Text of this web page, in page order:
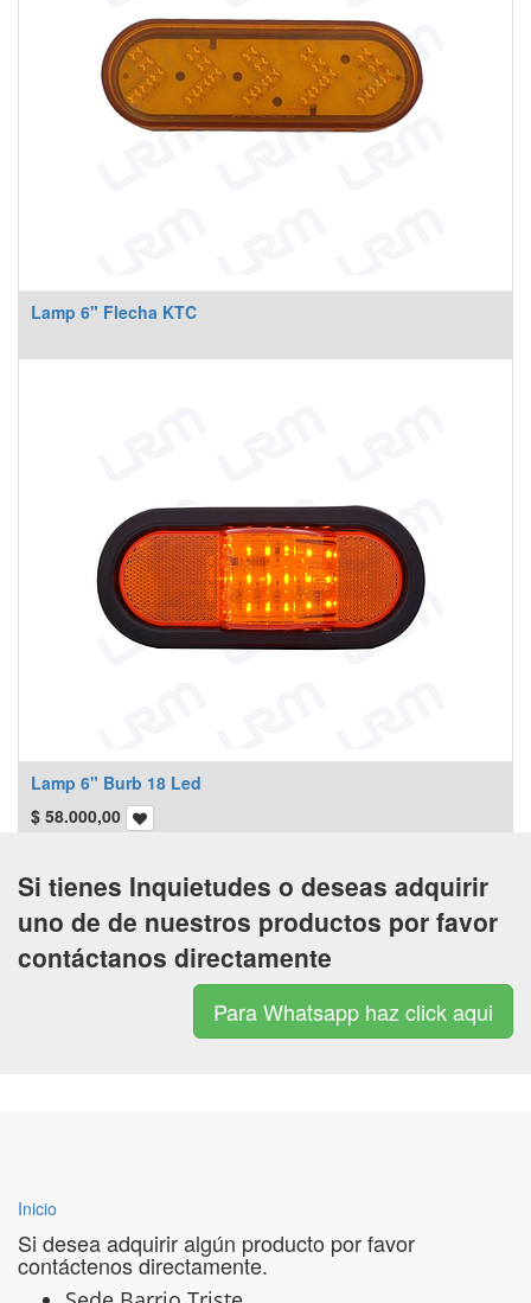
Lamp 6" Flecha KTC
Lamp 6" Burb 18 Led
$ 58.000,00
Si tienes Inquietudes o deseas adquirir
uno de de nuestros productos por favor
contáctanos directamente
Para Whatsapp haz click aqui
Inicio
Si desea adquirir algún producto por favor
contáctenos directamente.